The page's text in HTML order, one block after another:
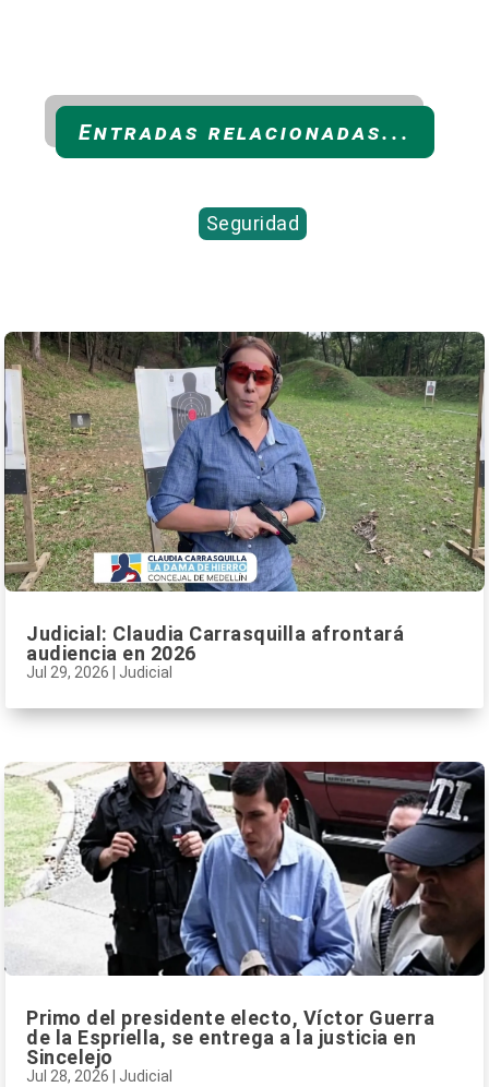
Entradas relacionadas...
Seguridad
Judicial: Claudia Carrasquilla afrontará
audiencia en 2026
Jul 29, 2026 Judicial
Primo del presidente electo, Víctor Guerra
de la Espriella, se entrega a la justicia en
Sincelejo
Jul 28, 2026 Judicial